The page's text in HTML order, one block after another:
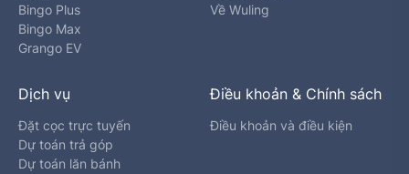
Bingo Plus
Bingo Max
Grango EV
Về Wuling
Dịch vụ
Đặt cọc trực tuyến
Dự toán trả góp
Dự toán lăn bánh
Điều khoản & Chính sách
Điều khoản và điều kiện